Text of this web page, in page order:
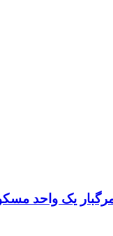
یک واحد